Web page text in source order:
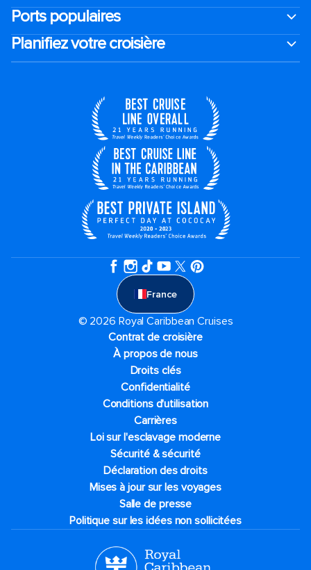
Ports populaires
Planifiez votre croisière
France
© 2026 Royal Caribbean Cruises
Contrat de croisière
À propos de nous
Droits clés
Confidentialité
Conditions d'utilisation
Carrières
Loi sur l'esclavage moderne
Sécurité & sécurité
Déclaration des droits
Mises à jour sur les voyages
Salle de presse
Politique sur les idées non sollicitées